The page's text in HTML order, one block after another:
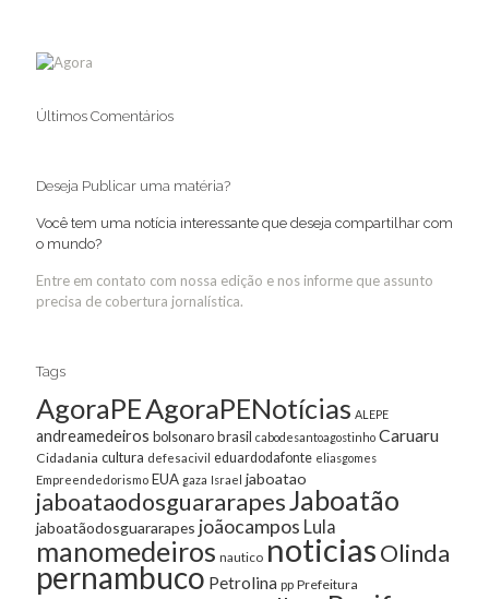
Últimos Comentários
Deseja Publicar uma matéria?
Você tem uma notícia interessante que deseja compartilhar com
o mundo?
Entre em contato com nossa edição e nos informe que assunto
precisa de cobertura jornalística.
Tags
AgoraPEAgoraPENotícias ALEPE
andreamedeiros bolsonarobrasil cabodesantoagostinho Caruaru
Cidadania cultura defesacivil eduardodafonte eliasgomes
Empreendedorismo EUA gaza Israel jaboatao
jaboataodosguararapesJaboatão
jaboatãodosguararapes joãocampos Lula
manomedeiros nautico noticiasOlinda
pernambuco Petrolina pp Prefeitura